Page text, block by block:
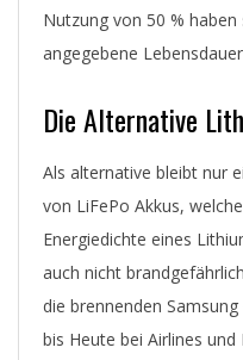
Nutzung von 50 %
angegebene
Die Alternative
Als alternative bleibt nur
von LiFePo Akkus,
Energiedichte eines
auch nicht
die brennenden
bis Heute bei Airlines